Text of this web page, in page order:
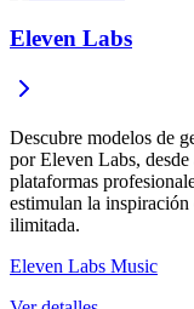
Eleven Labs
Descubre modelos de
por Eleven Labs, desde
plataformas
estimulan la
ilimitada.
Eleven Labs Music